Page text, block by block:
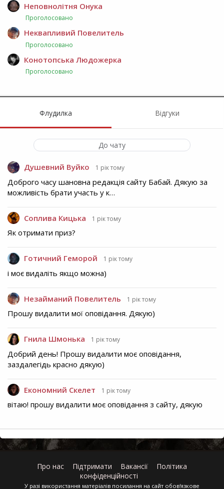
Неповнолітня Онука
Проголосовано
Неквапливий Повелитель
Проголосовано
Конотопська Людожерка
Проголосовано
Флудилка Відгуки
До чату
Душевний Вуйко 1 рік тому
Доброго часу шановна редакція сайту Бабай. Дякую за
можливість брати участь у к…
Соплива Кицька 1 рік тому
Як отримати приз?
Готичний Геморой 1 рік тому
і моє видаліть якщо можна)
Незайманий Повелитель 1 рік тому
Прошу видалити мої оповідання. Дякую)
Гнила Шмонька 1 рік тому
Добрий день! Прошу видалити моє оповідання,
заздалегідь красно дякую)
Економний Скелет 1 рік тому
вітаю! прошу видалити моє оповідання з сайту, дякую
Про нас Підтримати Вакансії
Політика
конфіденційності
У разі використання матеріалів посилання на сайт обов'язкове